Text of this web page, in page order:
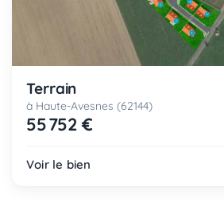
Terrain
à Haute-Avesnes (62144)
55 752 €
Voir le bien